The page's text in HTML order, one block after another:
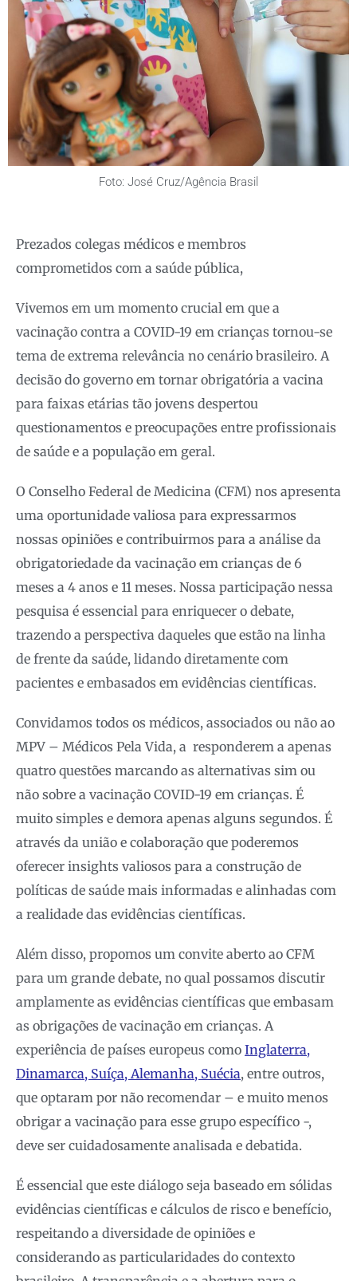
Foto: José Cruz/Agência Brasil
Prezados colegas médicos e membros
comprometidos com a saúde pública,
Vivemos em um momento crucial em que a
vacinação contra a COVID-19 em crianças tornou-se
tema de extrema relevância no cenário brasileiro. A
decisão do governo em tornar obrigatória a vacina
para faixas etárias tão jovens despertou
questionamentos e preocupações entre profissionais
de saúde e a população em geral.
O Conselho Federal de Medicina (CFM) nos apresenta
uma oportunidade valiosa para expressarmos
nossas opiniões e contribuirmos para a análise da
obrigatoriedade da vacinação em crianças de 6
meses a 4 anos e 11 meses. Nossa participação nessa
pesquisa é essencial para enriquecer o debate,
trazendo a perspectiva daqueles que estão na linha
de frente da saúde, lidando diretamente com
pacientes e embasados em evidências científicas.
Convidamos todos os médicos, associados ou não ao
MPV – Médicos Pela Vida, a responderem a apenas
quatro questões marcando as alternativas sim ou
não sobre a vacinação COVID-19 em crianças. É
muito simples e demora apenas alguns segundos. É
através da união e colaboração que poderemos
oferecer insights valiosos para a construção de
políticas de saúde mais informadas e alinhadas com
a realidade das evidências científicas.
Além disso, propomos um convite aberto ao CFM
para um grande debate, no qual possamos discutir
amplamente as evidências científicas que embasam
as obrigações de vacinação em crianças. A
experiência de países europeus como Inglaterra,
Dinamarca, Suíça, Alemanha, Suécia, entre outros,
que optaram por não recomendar – e muito menos
obrigar a vacinação para esse grupo específico -,
deve ser cuidadosamente analisada e debatida.
É essencial que este diálogo seja baseado em sólidas
evidências científicas e cálculos de risco e benefício,
respeitando a diversidade de opiniões e
considerando as particularidades do contexto